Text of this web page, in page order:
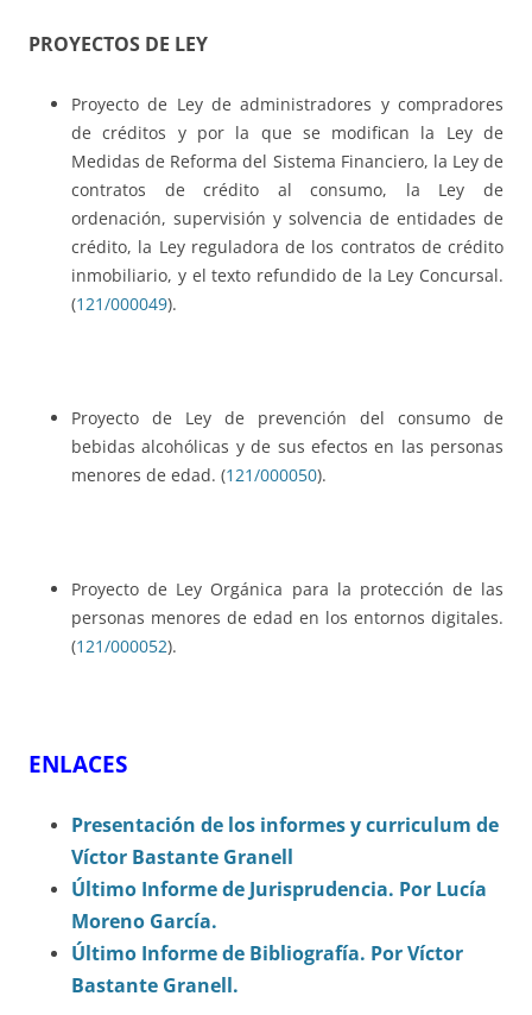
PROYECTOS DE LEY
Proyecto de Ley de administradores y compradores
de créditos y por la que se modifican la Ley de
Medidas de Reforma del Sistema Financiero, la Ley de
contratos de crédito al consumo, la Ley de
ordenación, supervisión y solvencia de entidades de
crédito, la Ley reguladora de los contratos de crédito
inmobiliario, y el texto refundido de la Ley Concursal.
(121/000049).
Proyecto de Ley de prevención del consumo de
bebidas alcohólicas y de sus efectos en las personas
menores de edad. (121/000050).
Proyecto de Ley Orgánica para la protección de las
personas menores de edad en los entornos digitales.
(121/000052).
ENLACES
Presentación de los informes y curriculum de
Víctor Bastante Granell
Último Informe de Jurisprudencia. Por Lucía
Moreno García.
Último Informe de Bibliografía. Por Víctor
Bastante Granell.